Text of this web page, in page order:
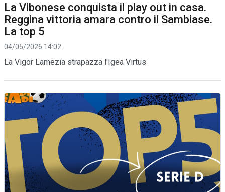
La Vibonese conquista il play out in casa.
Reggina vittoria amara contro il Sambiase.
La top 5
04/05/2026 14:02
La Vigor Lamezia strapazza l'Igea Virtus